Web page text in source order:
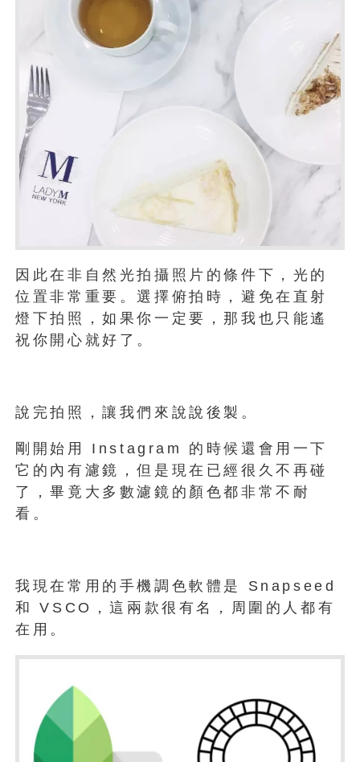
因此在非自然光拍攝照片的條件下，光的
位置非常重要。選擇俯拍時，避免在直射
燈下拍照，如果你一定要，那我也只能遙
祝你開心就好了。
說完拍照，讓我們來說說後製。
剛開始用 Instagram 的時候還會用一下
它的內有濾鏡，但是現在已經很久不再碰
了，畢竟大多數濾鏡的顏色都非常不耐
看。
我現在常用的手機調色軟體是 Snapseed
和 VSCO，這兩款很有名，周圍的人都有
在用。